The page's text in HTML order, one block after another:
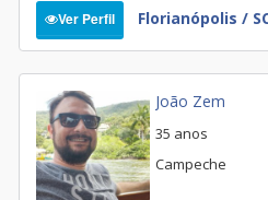
Ver Perfil Florianópolis /
João Zem
35 anos
Campeche